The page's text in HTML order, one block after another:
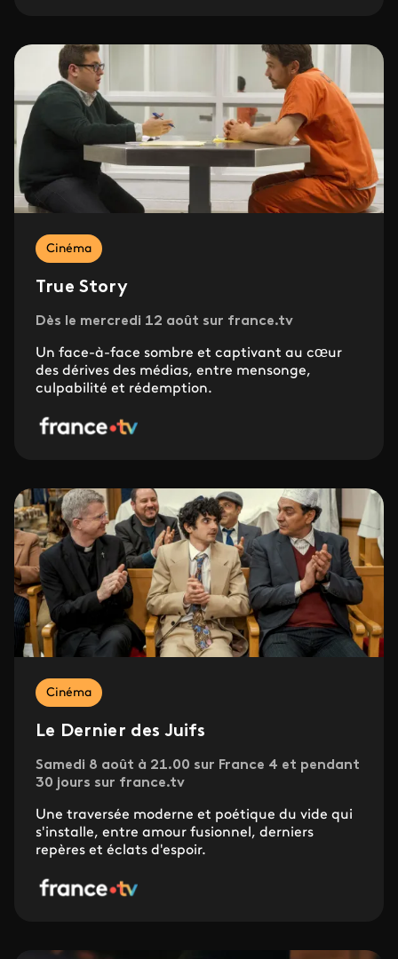
Cinéma
True Story
Dès le mercredi 12 août sur france.tv
Un face-à-face sombre et captivant au cœur
des dérives des médias, entre mensonge,
culpabilité et rédemption.
Cinéma
Le Dernier des Juifs
Samedi 8 août à 21.00 sur France 4 et pendant
30 jours sur france.tv
Une traversée moderne et poétique du vide qui
s'installe, entre amour fusionnel, derniers
repères et éclats d'espoir.